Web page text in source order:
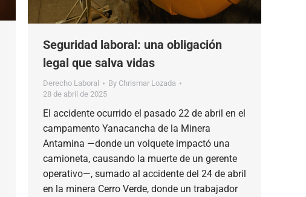
Seguridad laboral: una obligación
legal que salva vidas
Derecho Laboral By Chrismar Lozada
28 de abril de 2025
El accidente ocurrido el pasado 22 de abril en el
campamento Yanacancha de la Minera
Antamina —donde un volquete impactó una
camioneta, causando la muerte de un gerente
operativo—, sumado al accidente del 24 de abril
en la minera Cerro Verde, donde un trabajador